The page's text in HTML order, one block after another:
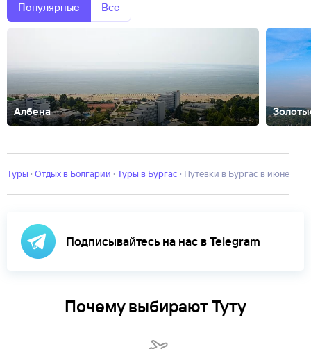
Популярные Все
Албена
Туры · Отдых в Болгарии · Туры в Бургас · Путевки в Бургас в июне
Подписывайтесь на нас в Telegram
Почему выбирают Туту